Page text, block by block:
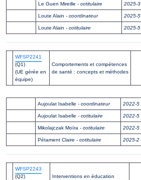
Le Guen Mireille - cotitulaire 2025-3
Loute Alain - coordinateur 2025-5
Loute Alain - cotitulaire 2025-5
WFSP2241
(Q1)
(UE gérée en
équipe)
Comportements et compétences
de santé : concepts et méthodes
Aujoulat Isabelle - coordinateur 2022-5
Aujoulat Isabelle - cotitulaire 2022-5
Mikolajczak Moïra - cotitulaire 2022-5
Pétament Claire - cotitulaire 2025-2
WFSP2243
(Q2)
Interventions en éducation